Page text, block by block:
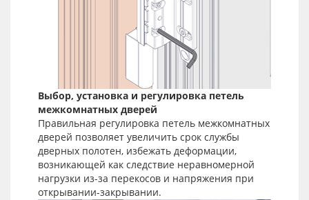
Выбор, установка и регулировка петель
межкомнатных дверей
Правильная регулировка петель межкомнатных
дверей позволяет увеличить срок службы
дверных полотен, избежать деформации,
возникающей как следствие неравномерной
нагрузки из-за перекосов и напряжения при
открывании-закрывании.